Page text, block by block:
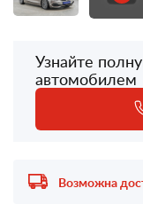
Узнайте
автомобилем
Возможна